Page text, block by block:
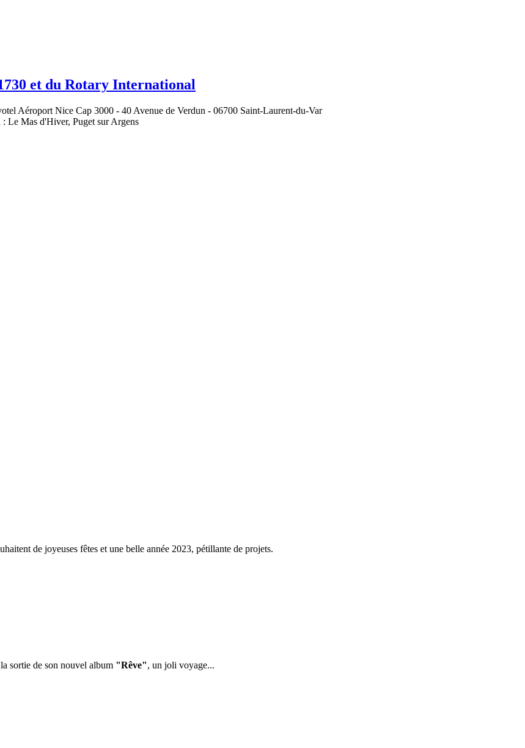
et du Rotary International
Aéroport Nice Cap 3000 - 40 Avenue de Verdun - 06700 Saint-Laurent-du-Var
Le Mas d'Hiver, Puget sur Argens
de joyeuses fêtes et une belle année 2023, pétillante de projets.
sortie de son nouvel album "Rêve", un joli voyage...